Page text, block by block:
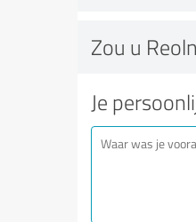
Zou u
Je